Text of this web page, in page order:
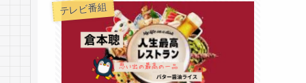
テレビ番組